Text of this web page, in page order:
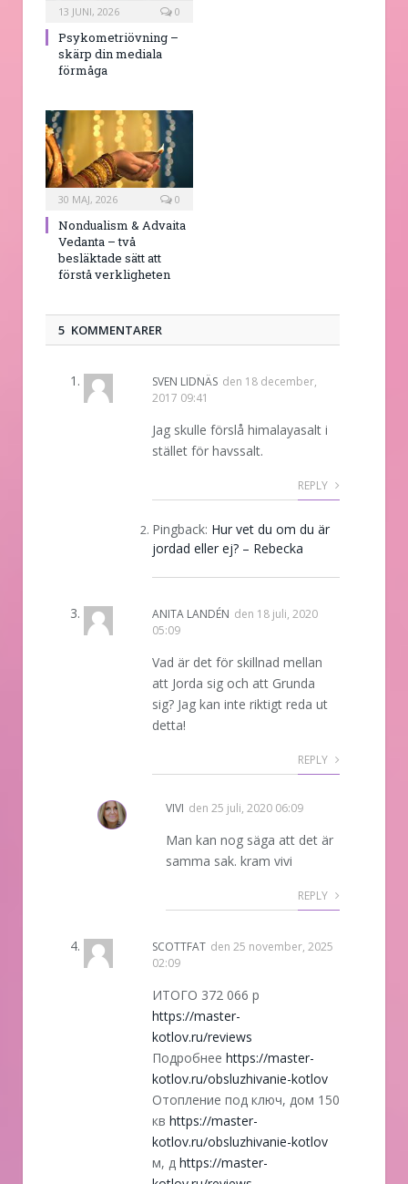
13 JUNI, 2026 0
Psykometriövning –
skärp din mediala
förmåga
30 MAJ, 2026 0
Nondualism & Advaita
Vedanta – två
besläktade sätt att
förstå verkligheten
5 KOMMENTARER
SVEN LIDNÄS den 18 december,
2017 09:41
Jag skulle förslå himalayasalt i
stället för havssalt.
REPLY
Pingback: Hur vet du om du är
jordad eller ej? – Rebecka
ANITA LANDÉN den 18 juli, 2020
05:09
Vad är det för skillnad mellan
att Jorda sig och att Grunda
sig? Jag kan inte riktigt reda ut
detta!
REPLY
VIVI den 25 juli, 2020 06:09
Man kan nog säga att det är
samma sak. kram vivi
REPLY
SCOTTFAT den 25 november, 2025
02:09
ИТОГО 372 066 р
https://master-
kotlov.ru/reviews
Подробнее https://master-
kotlov.ru/obsluzhivanie-kotlov
Отопление под ключ, дом 150
кв https://master-
kotlov.ru/obsluzhivanie-kotlov
м, д https://master-